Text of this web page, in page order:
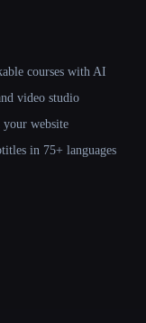
courses with AI
video studio
website
in 75+ languages